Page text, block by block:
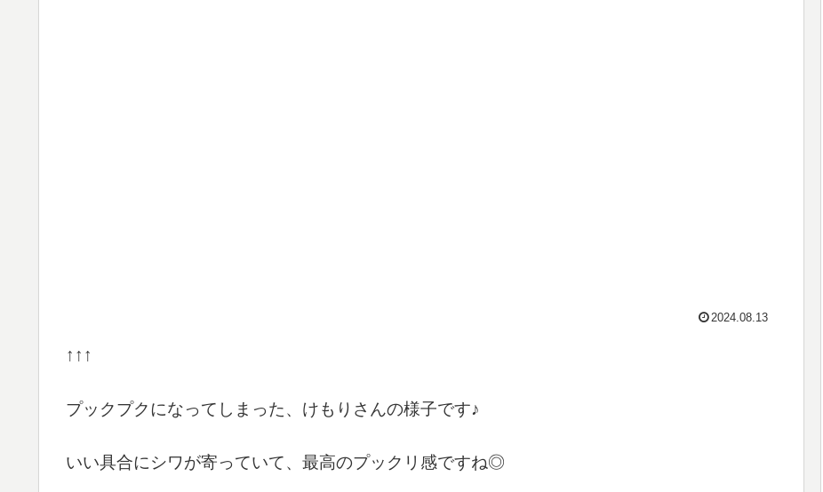
2024.08.13
↑↑↑
プックプクになってしまった、けもりさんの様子です♪
いい具合にシワが寄っていて、最高のプックリ感ですね◎